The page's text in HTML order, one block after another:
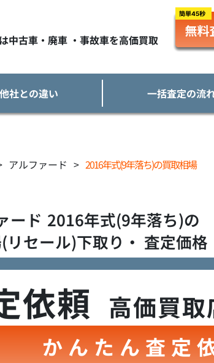
中古車・廃車 ・事故車を高価買取
他社との違い 一括査定の流
アルファード > 2016年式(9年落ち)の買取相場
ード 2016年式(9年落ち)の
リセール)下取り・ 査定価格
依頼 高価買
かんたん査定